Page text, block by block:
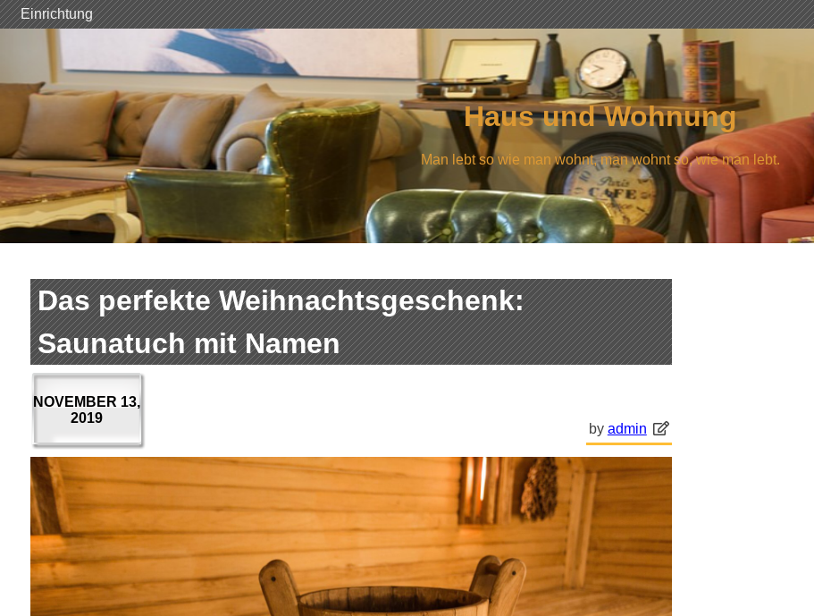
Skip
to
Einrichtung
Haus und Wohnung
Man lebt so wie man wohnt, man wohnt so, wie man lebt.
Das perfekte Weihnachtsgeschenk:
Saunatuch mit Namen
NOVEMBER 13,
2019
by admin